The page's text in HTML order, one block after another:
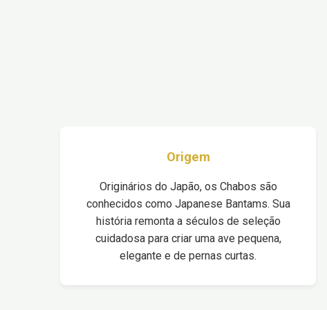
Origem
Originários do Japão, os Chabos são
conhecidos como Japanese Bantams. Sua
história remonta a séculos de seleção
cuidadosa para criar uma ave pequena,
elegante e de pernas curtas.